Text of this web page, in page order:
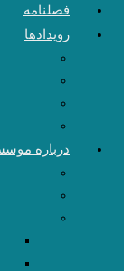
فصلنامه
رویدادها
درباره